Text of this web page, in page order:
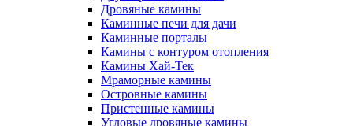
Дровяные камины
Каминные печи для дачи
Каминные порталы
Камины с контуром отопления
Камины Хай-Тек
Мраморные камины
Островные камины
Пристенные камины
Угловые дровяные камины